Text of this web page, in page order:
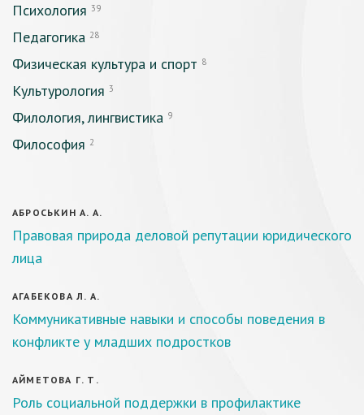
Психология 39
Педагогика 28
Физическая культура и спорт 8
Культурология 3
Филология, лингвистика 9
Философия 2
АБРОСЬКИН А. А.
Правовая природа деловой репутации юридического
лица
АГАБЕКОВА Л. А.
Коммуникативные навыки и способы поведения в
конфликте у младших подростков
АЙМЕТОВА Г. Т.
Роль социальной поддержки в профилактике